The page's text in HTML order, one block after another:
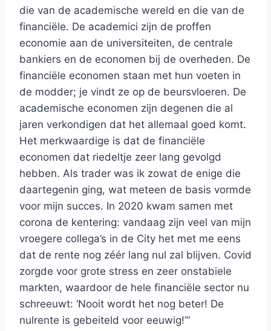
die van de academische wereld en die van de
financiële. De academici zijn de proffen
economie aan de universiteiten, de centrale
bankiers en de economen bij de overheden. De
financiële economen staan met hun voeten in
de modder; je vindt ze op de beursvloeren. De
academische economen zijn degenen die al
jaren verkondigen dat het allemaal goed komt.
Het merkwaardige is dat de financiële
economen dat riedeltje zeer lang gevolgd
hebben. Als trader was ik zowat de enige die
daartegenin ging, wat meteen de basis vormde
voor mijn succes. In 2020 kwam samen met
corona de kentering: vandaag zijn veel van mijn
vroegere collega’s in de City het met me eens
dat de rente nog zéér lang nul zal blijven. Covid
zorgde voor grote stress en zeer onstabiele
markten, waardoor de hele financiële sector nu
schreeuwt: ‘Nooit wordt het nog beter! De
nulrente is gebeiteld voor eeuwig!’”